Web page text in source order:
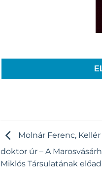
Molnár Ferenc,
doktor úr – A
Miklós Társulatának